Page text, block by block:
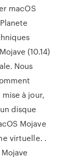
macOS
(10.14)
Nous
à jour,
disque
Mojave
virtuelle. .